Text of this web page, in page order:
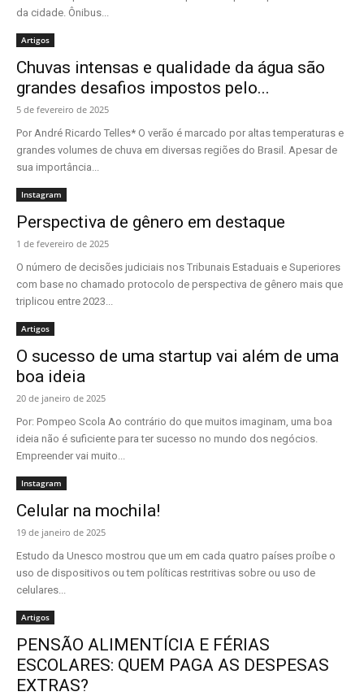
da cidade. Ônibus...
Artigos
Chuvas intensas e qualidade da água são
grandes desafios impostos pelo...
5 de fevereiro de 2025
Por André Ricardo Telles* O verão é marcado por altas temperaturas e
grandes volumes de chuva em diversas regiões do Brasil. Apesar de
sua importância...
Instagram
Perspectiva de gênero em destaque
1 de fevereiro de 2025
O número de decisões judiciais nos Tribunais Estaduais e Superiores
com base no chamado protocolo de perspectiva de gênero mais que
triplicou entre 2023...
Artigos
O sucesso de uma startup vai além de uma
boa ideia
20 de janeiro de 2025
Por: Pompeo Scola Ao contrário do que muitos imaginam, uma boa
ideia não é suficiente para ter sucesso no mundo dos negócios.
Empreender vai muito...
Instagram
Celular na mochila!
19 de janeiro de 2025
Estudo da Unesco mostrou que um em cada quatro países proíbe o
uso de dispositivos ou tem políticas restritivas sobre ou uso de
celulares...
Artigos
PENSÃO ALIMENTÍCIA E FÉRIAS
ESCOLARES: QUEM PAGA AS DESPESAS
EXTRAS?